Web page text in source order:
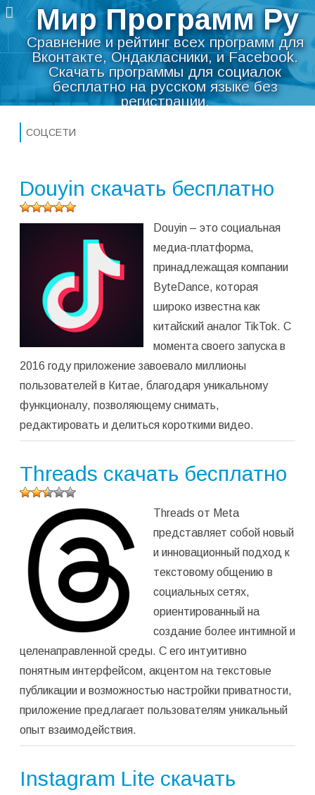
Мир Программ Ру
Сравнение и рейтинг всех программ для
Вконтакте, Ондакласники, и Facebook.
Скачать программы для социалок
бесплатно на русском языке без
регистрации.
социальных сетей — помощники.
СОЦСЕТИ
Douyin скачать бесплатно
Оцените
среднее:
5,00из 5)
Douyin – это социальная
медиа-платформа,
принадлежащая компании
ByteDance, которая
широко известна как
китайский аналог TikTok. С
момента своего запуска в
2016 году приложение завоевало миллионы
пользователей в Китае, благодаря уникальному
функционалу, позволяющему снимать,
редактировать и делиться короткими видео.
Threads скачать бесплатно
Оцените
программу
( 354
оценок,
среднее:
2,33
из 5)
Threads от Meta
представляет собой новый
и инновационный подход к
текстовому общению в
социальных сетях,
ориентированный на
создание более интимной и
целенаправленной среды. С его интуитивно
понятным интерфейсом, акцентом на текстовые
публикации и возможностью настройки приватности,
приложение предлагает пользователям уникальный
опыт взаимодействия.
Instagram Lite скачать